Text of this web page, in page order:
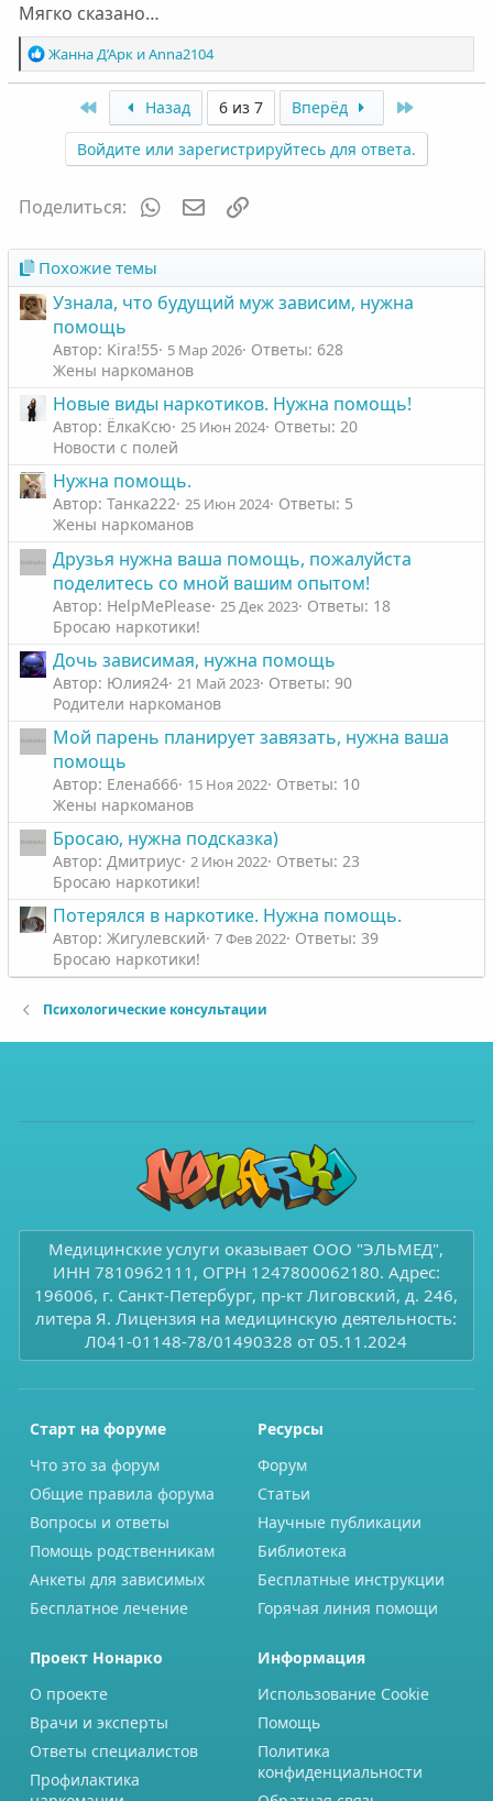
Мягко сказано…
Р
е
Жанна Д’АркиAnna2104
First Назад 6 из 7 Вперёд Last
Войдите или зарегистрируйтесь для ответа.
Поделиться: WhatsAppЭлектронная почта
Похожие темы
Узнала, что будущий муж зависим, нужна
помощь
Автор: Kira!55 5 Мар 2026 Ответы: 628
Жены наркоманов
Новые виды наркотиков. Нужна помощь!
Автор: ЁлкаКсю 25 Июн 2024 Ответы: 20
Новости с полей
Нужна помощь.
Автор: Танка222 25 Июн 2024 Ответы: 5
Жены наркоманов
Друзья нужна ваша помощь, пожалуйста
поделитесь со мной вашим опытом!
Автор: HelpMePlease 25 Дек 2023 Ответы: 18
Бросаю наркотики!
Дочь зависимая, нужна помощь
Автор: Юлия24 21 Май 2023 Ответы: 90
Родители наркоманов
Мой парень планирует завязать, нужна ваша
помощь
Автор: Елена666 15 Ноя 2022 Ответы: 10
Жены наркоманов
Бросаю, нужна подсказка)
Автор: Дмитриус 2 Июн 2022 Ответы: 23
Бросаю наркотики!
Потерялся в наркотике. Нужна помощь.
Автор: Жигулевский 7 Фев 2022 Ответы: 39
Бросаю наркотики!
Психологические консультации
Медицинские услуги оказывает ООО "ЭЛЬМЕД",
ИНН 7810962111, ОГРН 1247800062180. Адрес:
196006, г. Санкт-Петербург, пр-кт Лиговский, д. 246,
литера Я. Лицензия на медицинскую деятельность:
Л041-01148-78/01490328 от 05.11.2024
Старт на форуме
Что это за форум
Общие правила форума
Вопросы и ответы
Помощь родственникам
Анкеты для зависимых
Бесплатное лечение
Ресурсы
Форум
Статьи
Научные публикации
Библиотека
Бесплатные инструкции
Горячая линия помощи
Проект Нонарко
О проекте
Врачи и эксперты
Ответы специалистов
Профилактика
Информация
Использование Cookie
Помощь
Политика
конфиденциальности